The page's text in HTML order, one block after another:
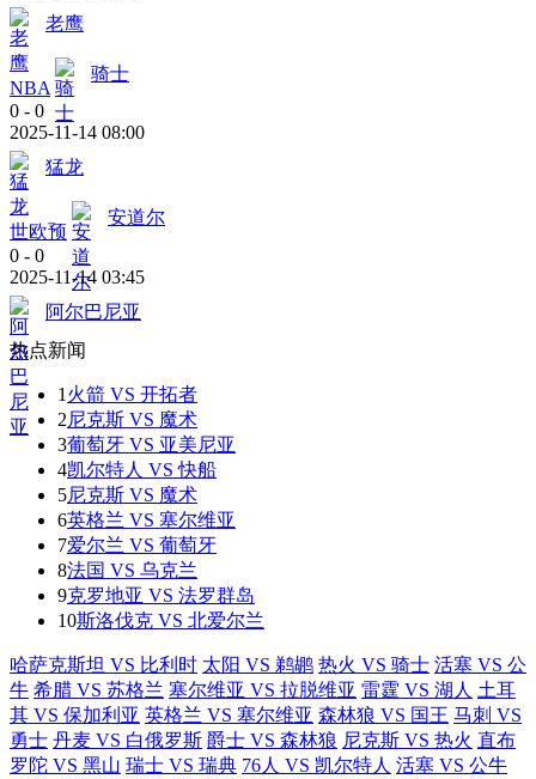
老鹰
NBA
骑士
0 - 0
2025-11-14 08:00
猛龙
世欧预
安道尔
0 - 0
2025-11-14 03:45
阿尔巴尼亚
热点新闻
1 火箭 VS 开拓者
2尼克斯 VS 魔术
3葡萄牙 VS 亚美尼亚
4凯尔特人 VS 快船
5尼克斯 VS 魔术
6英格兰 VS 塞尔维亚
7爱尔兰 VS 葡萄牙
8法国 VS 乌克兰
9克罗地亚 VS 法罗群岛
10斯洛伐克 VS 北爱尔兰
哈萨克斯坦 VS 比利时 太阳 VS 鹈鹕 热火 VS 骑士 活塞 VS 公
牛 希腊 VS 苏格兰 塞尔维亚 VS 拉脱维亚 雷霆 VS 湖人 土耳
其 VS 保加利亚 英格兰 VS 塞尔维亚 森林狼 VS 国王 马刺 VS
勇士 丹麦 VS 白俄罗斯 爵士 VS 森林狼 尼克斯 VS 热火 直布
罗陀 VS 黑山 瑞士 VS 瑞典 76人 VS 凯尔特人 活塞 VS 公牛